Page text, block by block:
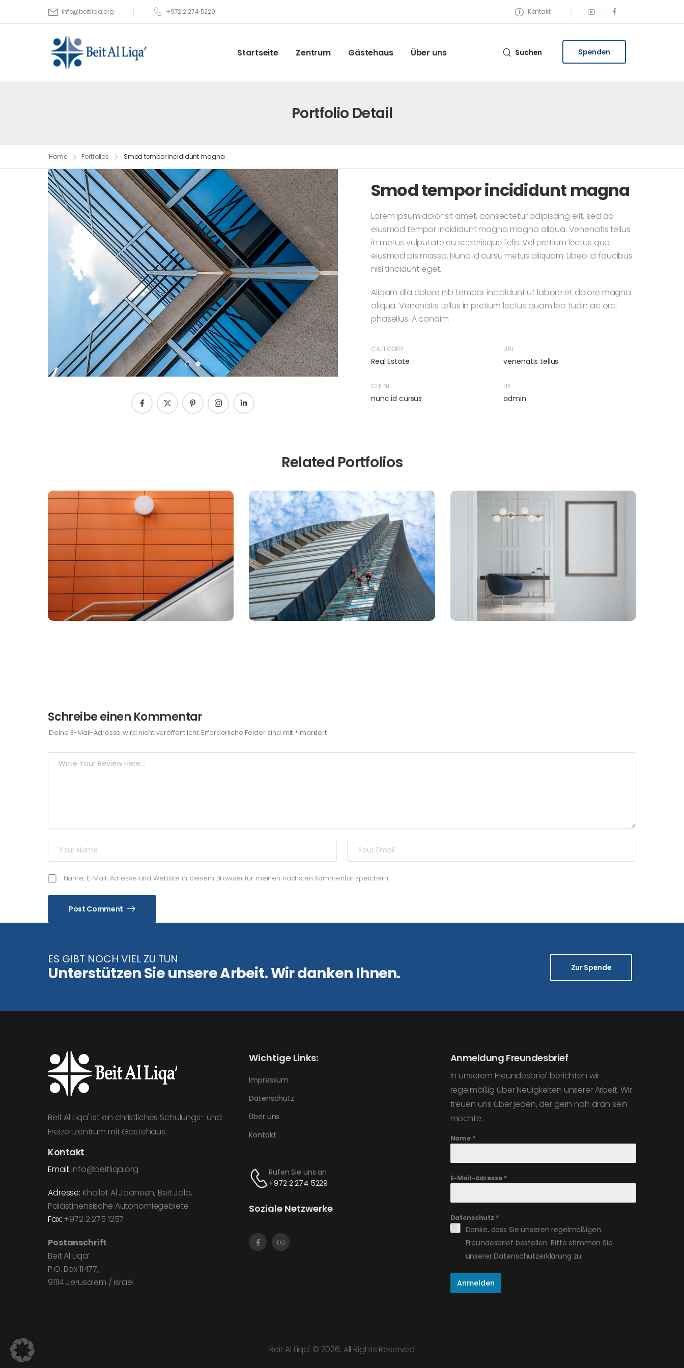
info@beitliqa.org +972 2 274 5229 Kontakt
Startseite Zentrum Gästehaus Über uns Suchen Spenden
Portfolio Detail
Home Portfolios Smod tempor incididunt magna
Smod tempor incididunt magna
Lorem ipsum dolor sit amet, consectetur adipiscing elit, sed do
eiusmod tempor incididunt magna magna aliqua. Venenatis tellus
in metus vulputate eu scelerisque felis. Vel pretium lectus qua
eiusmod pis massa. Nunc id cursu metus aliquam. Libeo id faucibus
nisl tincidunt eget.
Aliqam dia dolore nib tempor incididunt ut labore et dolore magna
aliqua. Venenatis tellus in pretium lectus quam leo tudin ac orci
phasellus. A condim
CATEGORY
Real Estate
URL
venenatis tellus
CLIENT
nunc id cursus
BY
admin
Related Portfolios
REAL ESTATE
Fusce pellentesque suscipit.
REAL ESTATE
Quisque a lectus elit.
BRANDING REAL ESTATE
Facilisis aliquam porttitor
mauris
Schreibe einen Kommentar
Deine E-Mail-Adresse wird nicht veröffentlicht. Erforderliche Felder sind mit * markiert
Name, E-Mail-Adresse und Website in diesem Browser für meinen nächsten Kommentar speichern.
Post Comment
ES GIBT NOCH VIEL ZU TUN
Unterstützen Sie unsere Arbeit. Wir danken Ihnen. Zur Spende
Beit Al Liqa' ist ein christliches Schulungs- und
Freizeitzentrum mit Gästehaus.
Kontakt
Email: info@beitliqa.org
Adresse: Khallet Al Jaaneen, Beit Jala,
Palästinensische Autonomiegebiete
Fax: +972 2 275 1257
Postanschrift
Beit Al Liqa‘
P.O. Box 11477,
91114 Jerusalem / Israel
Wichtige Links:
Impressum
Datenschutz
Über uns
Kontakt
Rufen Sie uns an
+972 2 274 5229
Soziale Netzwerke
Anmeldung Freundesbrief
In unserem Freundesbrief berichten wir
regelmäßig über Neuigkeiten unserer Arbeit. Wir
freuen uns über jeden, der gern nah dran sein
möchte.
Name *
E-Mail-Adresse *
Datenschutz *
Danke, dass Sie unseren regelmäßigen
Freundesbrief bestellen. Bitte stimmen Sie
unserer Datenschutzerklärung zu.
Anmelden
Beit Al Liqa' © 2026. All Rights Reserved